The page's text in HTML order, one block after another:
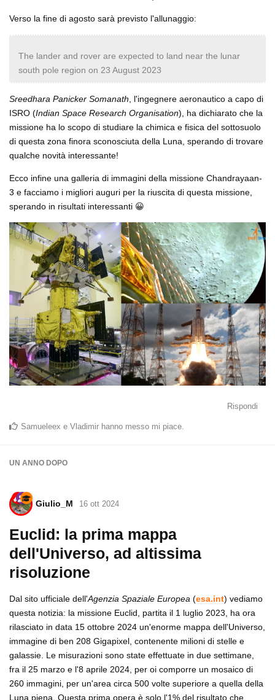
Verso la fine di agosto sarà previsto l'allunaggio:
The lander and rover are expected to land near the lunar
south pole region on 23 August 2023
Sreedhara Panicker Somanath , l'ingegnere aeronautico a capo di
ISRO (Indian Space Research Organisation), ha dichiarato che la
missione ha lo scopo di studiare la chimica e fisica del sottosuolo
di questa zona finora sconosciuta della Luna, sperando di trovare
qualche novità interessante!
Ecco infine una galleria di immagini della missione Chandrayaan-
3 e facciamo i migliori auguri per la riuscita di questa missione,
sperando in risultati interessanti 😀
Rispondi
Samueleex e Vladimir hanno messo mi piace.
UN ANNO DOPO
Giulio_M 16 ott 2024
Euclid: la prima mappa
dell'Universo, ad altissima
risoluzione
Dal sito ufficiale dell'Agenzia Spaziale Europea (esa.int) vediamo
questa notizia: la missione Euclid, partita il 1 luglio 2023, ha ora
rilasciato in data 15 ottobre 2024 un'enorme mappa dell'Universo,
immagine di ben 208 Gigapixel, contenente milioni di stelle e
galassie. Le misurazioni sono state effettuate in due settimane,
fra il 25 marzo e l'8 aprile 2024, per oi comporre un mosaico di
260 immagini, per un'area circa 500 volte superiore a quella della
Luna piena. Questa prima opera è solo l'1% del risultato che